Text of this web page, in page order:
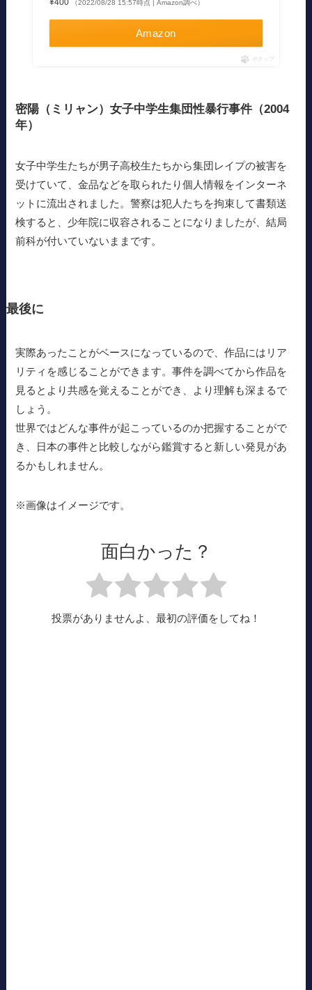
¥400
（2022/08/28 15:57時点 | Amazon調べ）
Amazon
ポチップ
密陽（ミリャン）女子中学生集団性暴行事件（2004
年）
女子中学生たちが男子高校生たちから集団レイプの被害を
受けていて、金品などを取られたり個人情報をインターネ
ットに流出されました。警察は犯人たちを拘束して書類送
検すると、少年院に収容されることになりましたが、結局
前科が付いていないままです。
最後に
実際あったことがベースになっているので、作品にはリア
リティを感じることができます。事件を調べてから作品を
見るとより共感を覚えることができ、より理解も深まるで
しょう。
世界ではどんな事件が起こっているのか把握することがで
き、日本の事件と比較しながら鑑賞すると新しい発見があ
るかもしれません。
※画像はイメージです。
面白かった？
投票がありませんよ、最初の評価をしてね！